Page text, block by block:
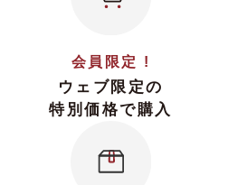
会員限定 !
ウェブ限定の
特別価格で購入